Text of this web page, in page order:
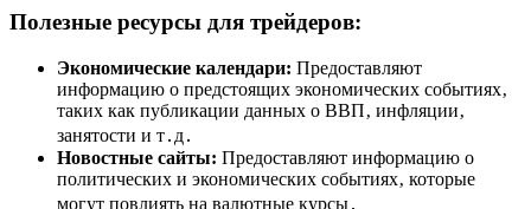
Полезные ресурсы для трейдеров:
Экономические календари: Предоставляют
информацию о предстоящих экономических событиях‚
таких как публикации данных о ВВП‚ инфляции‚
занятости и т․д․
Новостные сайты: Предоставляют информацию о
политических и экономических событиях‚ которые
могут повлиять на валютные курсы․